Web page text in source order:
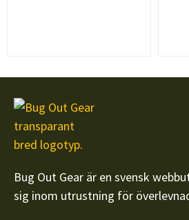
Bug Out Gear är en svensk
sig inom utrustning för